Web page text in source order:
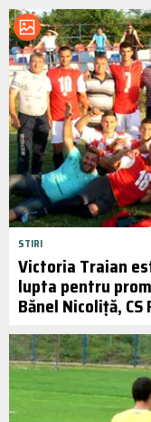
STIRI
Victoria Traian
lupta pentru
Bănel Nicoliță,